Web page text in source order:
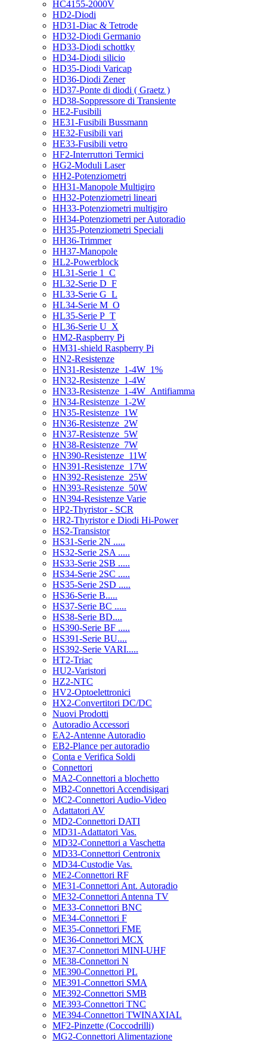
HC4155-2000V
HD2-Diodi
HD31-Diac & Tetrode
HD32-Diodi Germanio
HD33-Diodi schottky
HD34-Diodi silicio
HD35-Diodi Varicap
HD36-Diodi Zener
HD37-Ponte di diodi ( Graetz )
HD38-Soppressore di Transiente
HE2-Fusibili
HE31-Fusibili Bussmann
HE32-Fusibili vari
HE33-Fusibili vetro
HF2-Interruttori Termici
HG2-Moduli Laser
HH2-Potenziometri
HH31-Manopole Multigiro
HH32-Potenziometri lineari
HH33-Potenziometri multigiro
HH34-Potenziometri per Autoradio
HH35-Potenziometri Speciali
HH36-Trimmer
HH37-Manopole
HL2-Powerblock
HL31-Serie 1_C
HL32-Serie D_F
HL33-Serie G_L
HL34-Serie M_O
HL35-Serie P_T
HL36-Serie U_X
HM2-Raspberry Pi
HM31-shield Raspberry Pi
HN2-Resistenze
HN31-Resistenze_1-4W_1%
HN32-Resistenze_1-4W
HN33-Resistenze_1-4W_Antifiamma
HN34-Resistenze_1-2W
HN35-Resistenze_1W
HN36-Resistenze_2W
HN37-Resistenze_5W
HN38-Resistenze_7W
HN390-Resistenze_11W
HN391-Resistenze_17W
HN392-Resistenze_25W
HN393-Resistenze_50W
HN394-Resistenze Varie
HP2-Thyristor - SCR
HR2-Thyristor e Diodi Hi-Power
HS2-Transistor
HS31-Serie 2N .....
HS32-Serie 2SA .....
HS33-Serie 2SB .....
HS34-Serie 2SC .....
HS35-Serie 2SD .....
HS36-Serie B.....
HS37-Serie BC .....
HS38-Serie BD....
HS390-Serie BF .....
HS391-Serie BU....
HS392-Serie VARI.....
HT2-Triac
HU2-Varistori
HZ2-NTC
HV2-Optoelettronici
HX2-Convertitori DC/DC
Nuovi Prodotti
Autoradio Accessori
EA2-Antenne Autoradio
EB2-Plance per autoradio
Conta e Verifica Soldi
Connettori
MA2-Connettori a blochetto
MB2-Connettori Accendisigari
MC2-Connettori Audio-Video
Adattatori AV
MD2-Connettori DATI
MD31-Adattatori Vas.
MD32-Connettori a Vaschetta
MD33-Connettori Centronix
MD34-Custodie Vas.
ME2-Connettori RF
ME31-Connettori Ant. Autoradio
ME32-Connettori Antenna TV
ME33-Connettori BNC
ME34-Connettori F
ME35-Connettori FME
ME36-Connettori MCX
ME37-Connettori MINI-UHF
ME38-Connettori N
ME390-Connettori PL
ME391-Connettori SMA
ME392-Connettori SMB
ME393-Connettori TNC
ME394-Connettori TWINAXIAL
MF2-Pinzette (Coccodrilli)
MG2-Connettori Alimentazione